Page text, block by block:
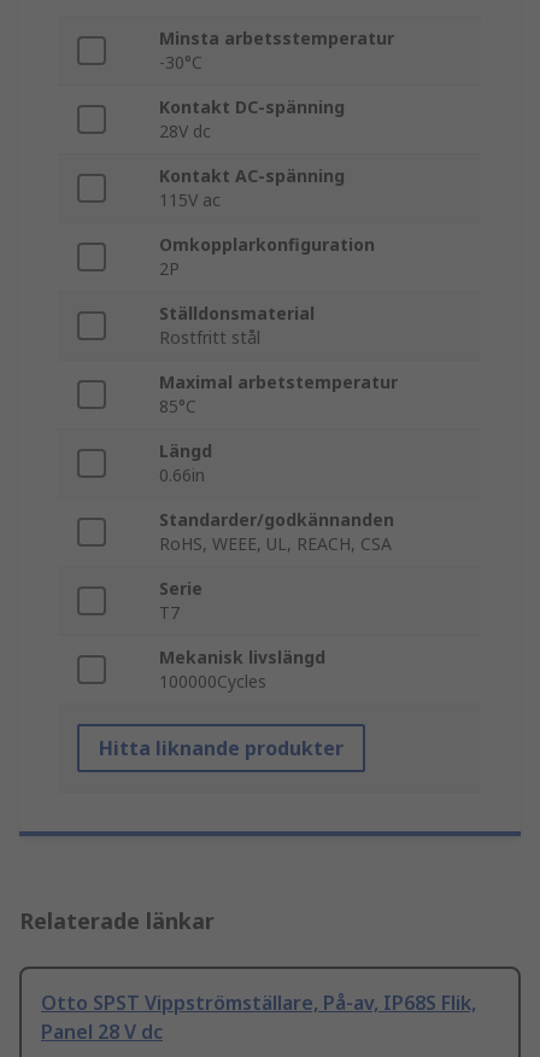
Minsta arbetsstemperatur
-30°C
Kontakt DC-spänning
28V dc
Kontakt AC-spänning
115V ac
Omkopplarkonfiguration
2P
Ställdonsmaterial
Rostfritt stål
Maximal arbetstemperatur
85°C
Längd
0.66in
Standarder/godkännanden
RoHS, WEEE, UL, REACH, CSA
Serie
T7
Mekanisk livslängd
100000Cycles
Hitta liknande produkter
Relaterade länkar
Otto SPST Vippströmställare, På-av, IP68S Flik,
Panel 28 V dc